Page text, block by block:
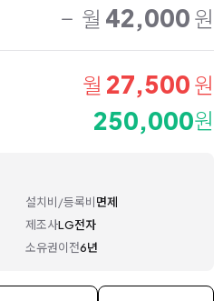
월 42,000 원
월 27,500 원
250,000원
설치비/등록비면제
제조사LG전자
소유권이전6년